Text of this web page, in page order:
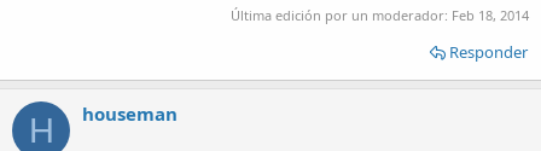
Última edición por un moderador: Feb 18, 2014
Responder
H houseman